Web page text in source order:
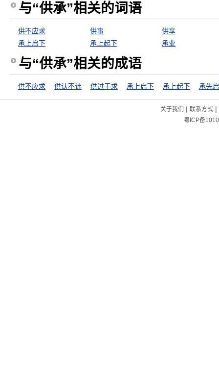
与“供承”相关的词语
供不应求 供事
供享
承上启下
承上起下 承业
与“供承”相关的成语
供不应求 供认不讳 供过于求 承上启下 承上起下 承先
关于我们 | 联系方式|
粤ICP备